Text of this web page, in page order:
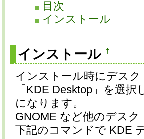
目次
インストール
インストール †
インストール時にデス
「KDE Desktop」を選
になります。
GNOME など他のデス
下記のコマンドで KDE